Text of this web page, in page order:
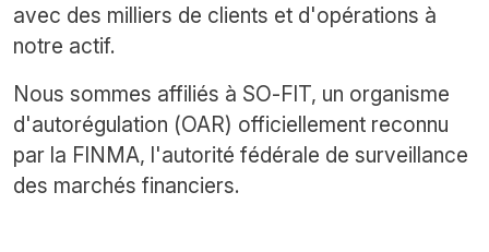
avec des milliers de clients et d'opérations à
notre actif.
Nous sommes affiliés à SO-FIT, un organisme
d'autorégulation (OAR) officiellement reconnu
par la FINMA, l'autorité fédérale de surveillance
des marchés financiers.